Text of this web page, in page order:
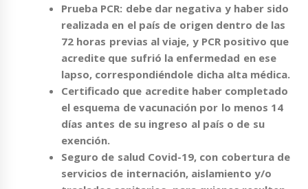
Prueba PCR: debe dar negativa y haber sido
realizada en el país de origen dentro de las
72 horas previas al viaje, y PCR positivo que
acredite que sufrió la enfermedad en ese
lapso, correspondiéndole dicha alta médica.
Certificado que acredite haber completado
el esquema de vacunaciónpor lo menos 14
días antes de su ingreso al país o de su
exención.
Seguro de salud Covid-19, con cobertura de
servicios de internación, aislamiento y/o